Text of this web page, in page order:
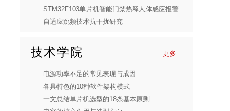
STM32F103单片机智能门禁热释人体感应报警设计(全套)
自适应跳频技术抗干扰研究
更多
技术学院
电源功率不足的常见表现与成因
各具特色的10种软件架构模式
一文总结单片机选型的18条基本原则